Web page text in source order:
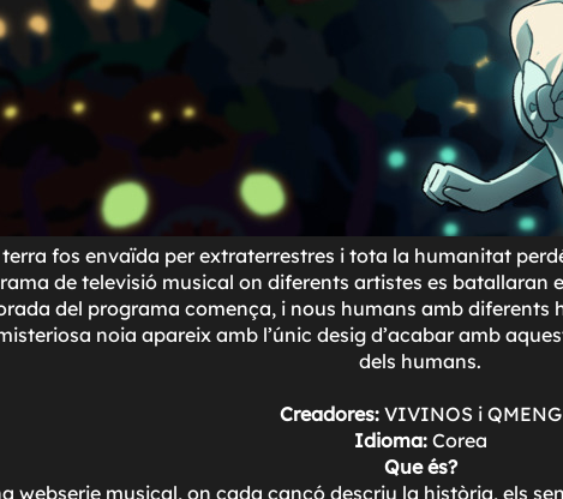
terra fos envaïda per extraterrestres i tota la humanitat
de televisió musical on diferents artistes es batallaran
del programa comença, i nous humans amb diferents
noia apareix amb l'únic desig d'acabar amb
dels humans.
Creadores: VIVINOS i QMENG
Idioma:Corea
Que és?
webserie musical, on cada cançó descriu la història, els